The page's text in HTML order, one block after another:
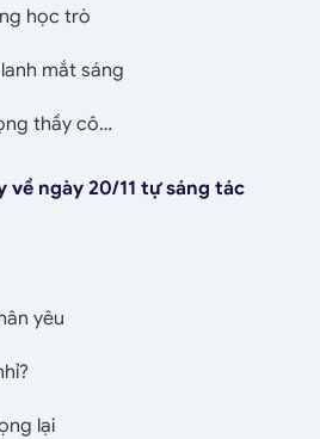
học trò
mắt sáng
thầy cô…
về ngày 20/11 tự sáng tác
yêu
lại